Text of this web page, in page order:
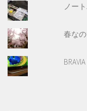
ノー
春な